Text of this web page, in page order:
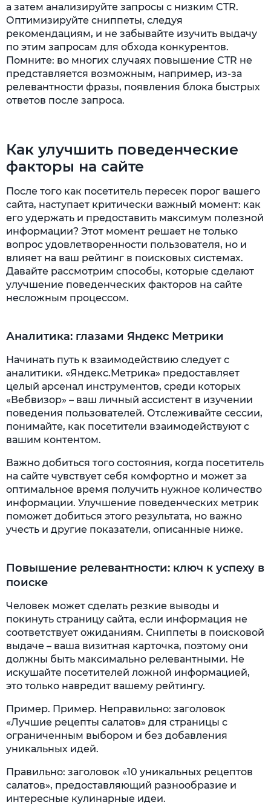
а затем анализируйте запросы с низким CTR.
Оптимизируйте сниппеты, следуя
рекомендациям, и не забывайте изучить выдачу
по этим запросам для обхода конкурентов.
Помните: во многих случаях повышение CTR не
представляется возможным, например, из-за
релевантности фразы, появления блока быстрых
ответов после запроса.
Как улучшить поведенческие
факторы на сайте
После того как посетитель пересек порог вашего
сайта, наступает критически важный момент: как
его удержать и предоставить максимум полезной
информации? Этот момент решает не только
вопрос удовлетворенности пользователя, но и
влияет на ваш рейтинг в поисковых системах.
Давайте рассмотрим способы, которые сделают
улучшение поведенческих факторов на сайте
несложным процессом.
Аналитика: глазами Яндекс Метрики
Начинать путь к взаимодействию следует с
аналитики. «Яндекс.Метрика» предоставляет
целый арсенал инструментов, среди которых
«Вебвизор» – ваш личный ассистент в изучении
поведения пользователей. Отслеживайте сессии,
понимайте, как посетители взаимодействуют с
вашим контентом.
Важно добиться того состояния, когда посетитель
на сайте чувствует себя комфортно и может за
оптимальное время получить нужное количество
информации. Улучшение поведенческих метрик
поможет добиться этого результата, но важно
учесть и другие показатели, описанные ниже.
Повышение релевантности: ключ к успеху в
поиске
Человек может сделать резкие выводы и
покинуть страницу сайта, если информация не
соответствует ожиданиям. Сниппеты в поисковой
выдаче – ваша визитная карточка, поэтому они
должны быть максимально релевантными. Не
искушайте посетителей ложной информацией,
это только навредит вашему рейтингу.
Пример. Пример. Неправильно: заголовок
«Лучшие рецепты салатов» для страницы с
ограниченным выбором и без добавления
уникальных идей.
Правильно: заголовок «10 уникальных рецептов
салатов», предоставляющий разнообразие и
интересные кулинарные идеи.